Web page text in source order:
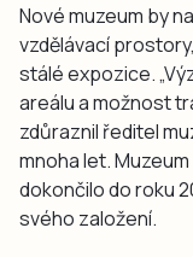
Nové muzeum by
vzdělávací
stálé expozice.
areálu a možnost
zdůraznil ředitel
mnoha let.
dokončilo do roku
svého založení.